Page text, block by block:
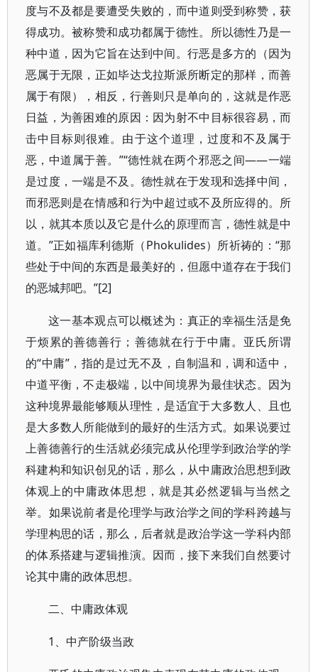
度与不及都是要遭受失败的，而中道则受到称赞，获
得成功。被称赞和成功都属于德性。所以德性乃是一
种中道，因为它旨在达到中间。行恶是多方的（因为
恶属于无限，正如毕达戈拉斯派所断定的那样，而善
属于有限），相反，行善则只是单向的，这就是作恶
日益，为善困难的原因：因为射不中目标很容易，而
击中目标则很难。由于这个道理，过度和不及属于
恶，中道属于善。”“德性就在两个邪恶之间——一端
是过度，一端是不及。德性就在于发现和选择中间，
而邪恶则是在情感和行为中超过或不及所应得的。所
以，就其本质以及它是什么的原理而言，德性就是中
道。”正如福库利德斯（Phokulides）所祈祷的：“那
些处于中间的东西是最美好的，但愿中道存在于我们
的恶城邦吧。”[2]
这一基本观点可以概述为：真正的幸福生活是免
于烦累的善德善行；善德就在行于中庸。亚氏所谓
的“中庸”，指的是过无不及，自制温和，调和适中，
中道平衡，不走极端，以中间境界为最佳状态。因为
这种境界最能够顺从理性，是适宜于大多数人、且也
是大多数人所能做到的最好的生活方式。如果说要过
上善德善行的生活就必须完成从伦理学到政治学的学
科建构和知识创见的话，那么，从中庸政治思想到政
体观上的中庸政体思想，就是其必然逻辑与当然之
举。如果说前者是伦理学与政治学之间的学科跨越与
学理构思的话，那么，后者就是政治学这一学科内部
的体系搭建与逻辑推演。因而，接下来我们自然要讨
论其中庸的政体思想。
二、中庸政体观
1、中产阶级当政